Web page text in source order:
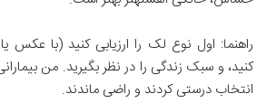
راهنما: اول نوع لک را ارزیابی کنید (با عکس
کنید، و سبک زندگی را در نظر بگیرید. من
انتخاب درستی کردند و راضی ماندند.